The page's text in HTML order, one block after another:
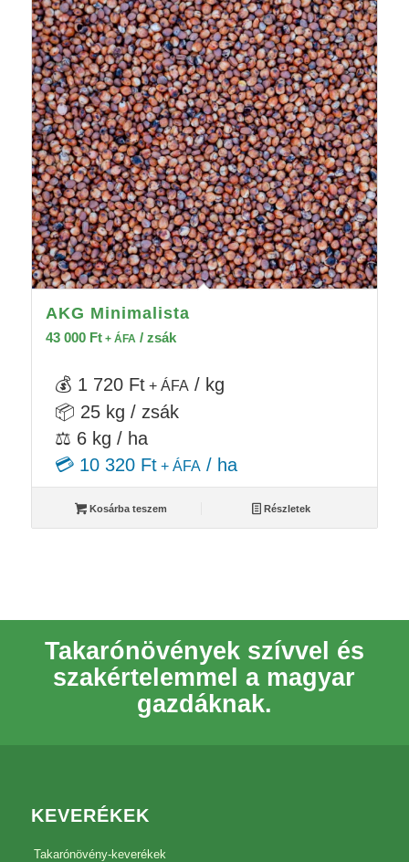
AKG Minimalista
43 000 Ft+ ÁFA/ zsák
💰 1 720 Ft+ ÁFA/ kg
📦 25 kg / zsák
⚖️ 6 kg / ha
💳 10 320 Ft+ ÁFA/ ha
Kosárba teszem Részletek
Takarónövények szívvel és
szakértelemmel a magyar
gazdáknak.
KEVERÉKEK
Takarónövény-keverékek